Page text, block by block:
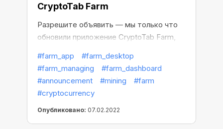
CryptoTab Farm
Разрешите объявить ― мы только что
обновили приложение CryptoTab Farm,
смартфона станет еще проще, удобней
и интуитивно понятней. Обновляя
приложение CryptoTab Farm, мы
рассмотрели множество предложенных
поправок и учли большинство
пожеланий, высказанных нашими
#farm_app
#farm_desktop
#farm_managing
#farm_dashboard
#announcement
#mining
#farm
#cryptocurrency
Опубликовано: 07.02.2022